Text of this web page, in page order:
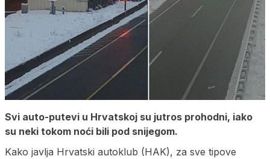
Svi auto-putevi u Hrvatskoj su jutros prohodni, iako
su neki tokom noći bili pod snijegom.
Kako javlja Hrvatski autoklub (HAK), za sve tipove